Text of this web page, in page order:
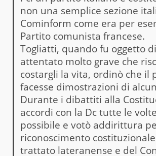
non una semplice sezione
Cominform come era per
Partito comunista francese.
Togliatti, quando fu oggetto
attentato molto grave che
costargli la vita, ordinò che il
facesse dimostrazioni di
Durante i dibattiti alla
accordi con la Dc tutte le
possibile e votò addirittura
riconoscimento
trattato lateranense e del